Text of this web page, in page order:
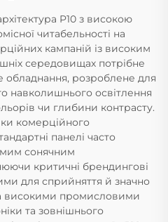
P10 з високою
читабельності на
кампаній із високим
середовищах потрібне
обладнання, розроблене для
навколишнього освітлення
чи глибини контрасту.
комерційного
панелі часто
сонячним
критичні брендингові
для сприйняття й значно
високими промисловими
та зовнішнього